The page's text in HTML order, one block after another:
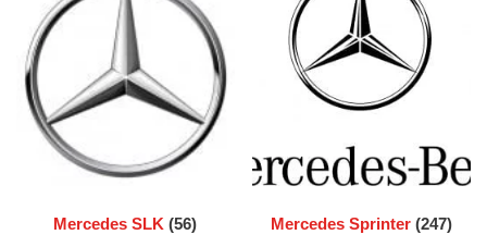
Mercedes SLK(56) Mercedes Sprinter(247)